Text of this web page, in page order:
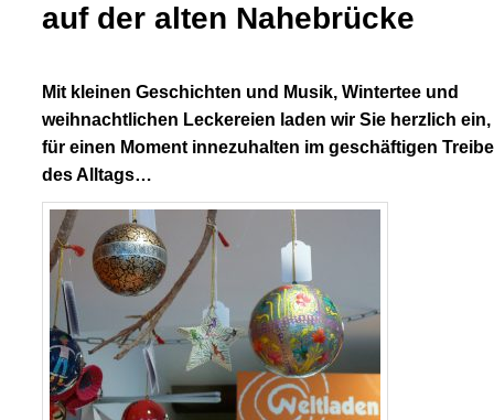
auf der alten Nahebrücke
Mit kleinen Geschichten und Musik, Wintertee und
weihnachtlichen Leckereien laden wir Sie herzlich ein,
für einen Moment innezuhalten im geschäftigen
des Alltags…